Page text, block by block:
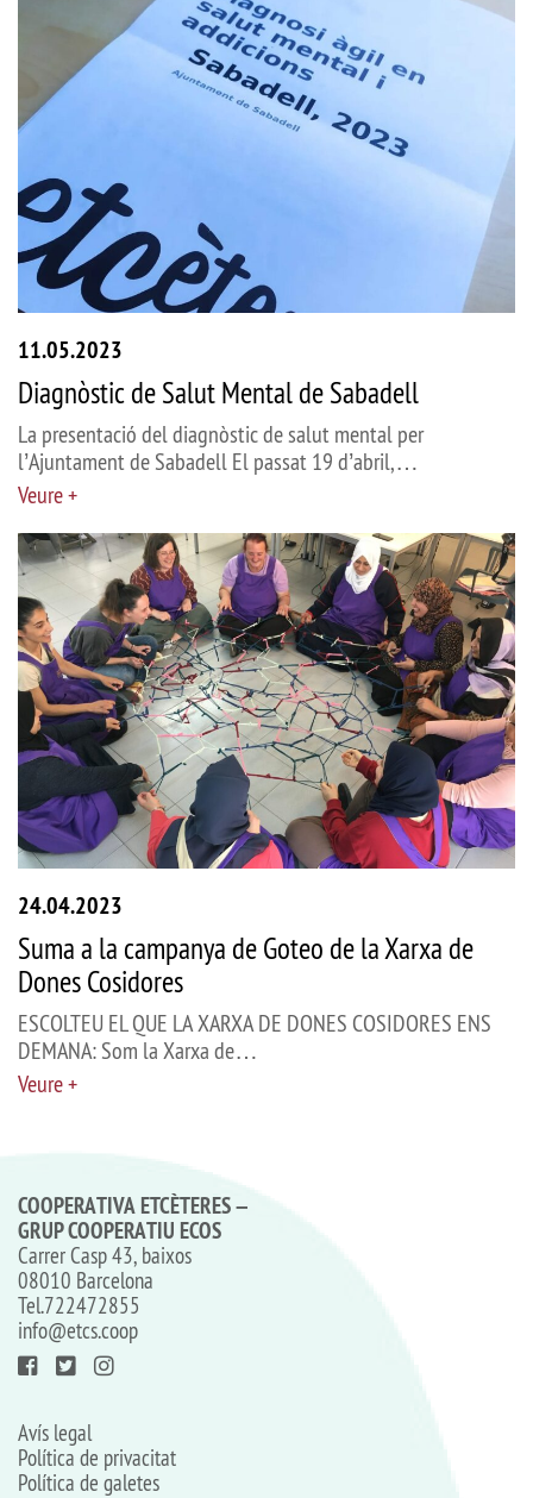
11.05.2023
Diagnòstic de Salut Mental de Sabadell
La presentació del diagnòstic de salut mental per
l’Ajuntament de Sabadell El passat 19 d’abril,…
Veure +
24.04.2023
Suma a la campanya de Goteo de la Xarxa de
Dones Cosidores
ESCOLTEU EL QUE LA XARXA DE DONES COSIDORES ENS
DEMANA: Som la Xarxa de…
Veure +
COOPERATIVA ETCÈTERES –
GRUP COOPERATIU ECOS
Carrer Casp 43, baixos
08010 Barcelona
Tel.722472855
info@etcs.coop
Avís legal
Política de privacitat
Política de galetes